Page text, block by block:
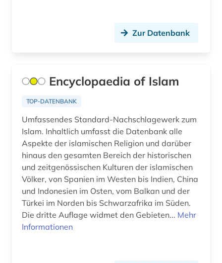
musikaufnahme (1)
naher osten (15)
nordafrika (2)
orient (3)
orientalische handschriftenkunde (1)
orientalistik (58)
osmanisch (1)
Zur Datenbank
Encyclopaedia of Islam
TOP-DATENBANK
Umfassendes Standard-Nachschlagewerk zum
Islam. Inhaltlich umfasst die Datenbank alle
Aspekte der islamischen Religion und darüber
hinaus den gesamten Bereich der historischen
und zeitgenössischen Kulturen der islamischen
Völker, von Spanien im Westen bis Indien, China
und Indonesien im Osten, vom Balkan und der
Türkei im Norden bis Schwarzafrika im Süden.
Die dritte Auflage widmet den Gebieten... Mehr
Informationen